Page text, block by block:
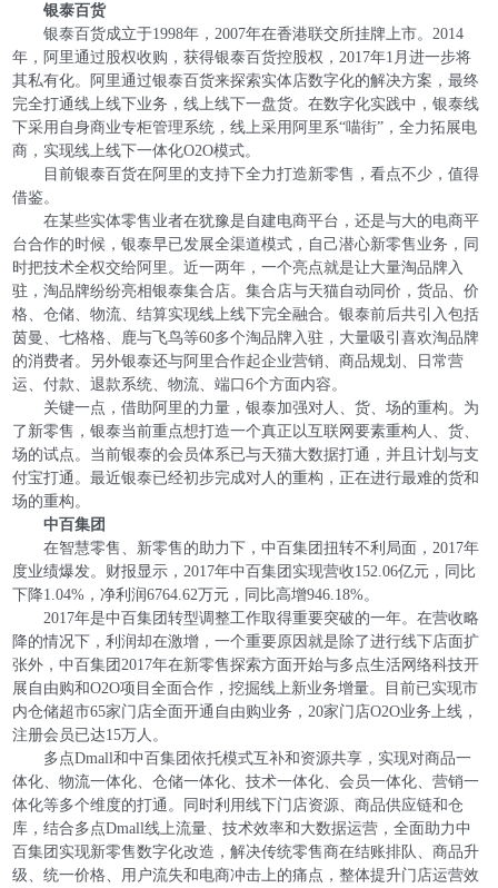
银泰百货
银泰百货成立于1998年，2007年在香港联交所挂牌上市。2014
年，阿里通过股权收购，获得银泰百货控股权，2017年1月进一步将
其私有化。阿里通过银泰百货来探索实体店数字化的解决方案，最终
完全打通线上线下业务，线上线下一盘货。在数字化实践中，银泰线
下采用自身商业专柜管理系统，线上采用阿里系“喵街”，全力拓展电
商，实现线上线下一体化O2O模式。
目前银泰百货在阿里的支持下全力打造新零售，看点不少，值得
借鉴。
在某些实体零售业者在犹豫是自建电商平台，还是与大的电商平
台合作的时候，银泰早已发展全渠道模式，自己潜心新零售业务，同
时把技术全权交给阿里。近一两年，一个亮点就是让大量淘品牌入
驻，淘品牌纷纷亮相银泰集合店。集合店与天猫自动同价，货品、价
格、仓储、物流、结算实现线上线下完全融合。银泰前后共引入包括
茵曼、七格格、鹿与飞鸟等60多个淘品牌入驻，大量吸引喜欢淘品牌
的消费者。另外银泰还与阿里合作起企业营销、商品规划、日常营
运、付款、退款系统、物流、端口6个方面内容。
关键一点，借助阿里的力量，银泰加强对人、货、场的重构。为
了新零售，银泰当前重点想打造一个真正以互联网要素重构人、货、
场的试点。当前银泰的会员体系已与天猫大数据打通，并且计划与支
付宝打通。最近银泰已经初步完成对人的重构，正在进行最难的货和
场的重构。
中百集团
在智慧零售、新零售的助力下，中百集团扭转不利局面，2017年
度业绩爆发。财报显示，2017年中百集团实现营收152.06亿元，同比
下降1.04%，净利润6764.62万元，同比高增946.18%。
2017年是中百集团转型调整工作取得重要突破的一年。在营收略
降的情况下，利润却在激增，一个重要原因就是除了进行线下店面扩
张外，中百集团2017年在新零售探索方面开始与多点生活网络科技开
展自由购和O2O项目全面合作，挖掘线上新业务增量。目前已实现市
内仓储超市65家门店全面开通自由购业务，20家门店O2O业务上线，
注册会员已达15万人。
多点Dmall和中百集团依托模式互补和资源共享，实现对商品一
体化、物流一体化、仓储一体化、技术一体化、会员一体化、营销一
体化等多个维度的打通。同时利用线下门店资源、商品供应链和仓
库，结合多点Dmall线上流量、技术效率和大数据运营，全面助力中
百集团实现新零售数字化改造，解决传统零售商在结账排队、商品升
级、统一价格、用户流失和电商冲击上的痛点，整体提升门店运营效